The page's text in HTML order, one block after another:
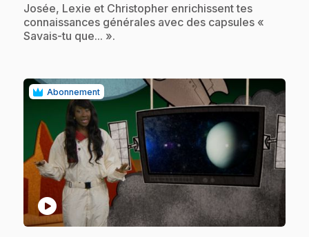
.Josée, Lexie et Christopher enrichissent tes
connaissances générales avec des capsules «
Savais-tu que... ».
Abonnement
play_circle